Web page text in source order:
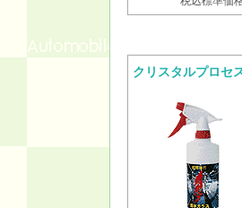
クリスタルプロセ